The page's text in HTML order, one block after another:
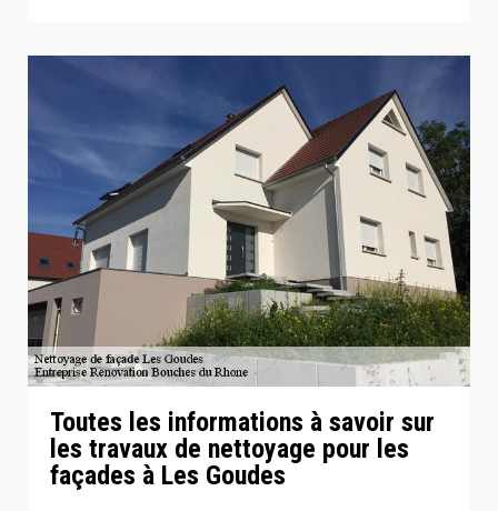
Toutes les informations à savoir sur
les travaux de nettoyage pour les
façades à Les Goudes